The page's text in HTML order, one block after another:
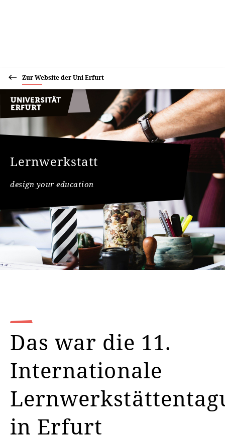
Zur Website der Uni Erfurt
Lernwerkstatt
design your education
Das war die 11.
Internationale
in Erfurt